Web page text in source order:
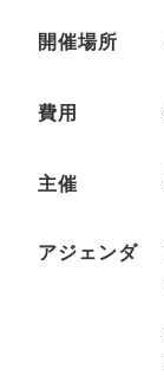
開催場所
費用
主催
アジェンダ